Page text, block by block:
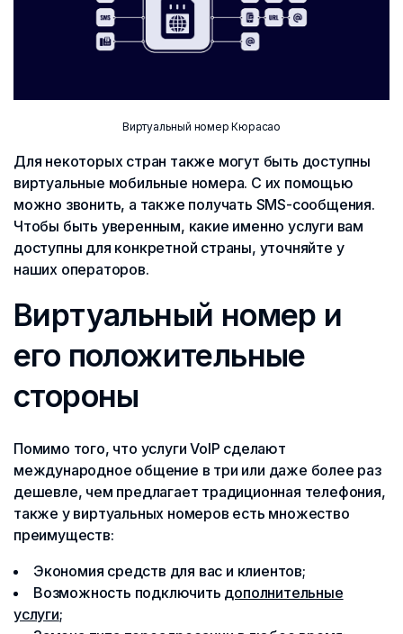
Виртуальный номер Кюрасао
Для некоторых стран также могут быть доступны
виртуальные мобильные номера. С их помощью
можно звонить, а также получать SMS-сообщения.
Чтобы быть уверенным, какие именно услуги вам
доступны для конкретной страны, уточняйте у
наших операторов.
Виртуальный номер и
его положительные
стороны
Помимо того, что услуги VoIP сделают
международное общение в три или даже более раз
дешевле, чем предлагает традиционная телефония,
также у виртуальных номеров есть множество
преимуществ:
Экономия средств для вас и клиентов;
Возможность подключить дополнительные
услуги;